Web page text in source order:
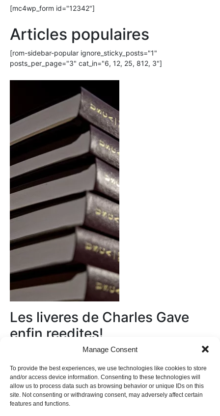
Manage Consent
To provide the best experiences, we use technologies like cookies to store
and/or access device information. Consenting to these technologies will
allow us to process data such as browsing behavior or unique IDs on this
site. Not consenting or withdrawing consent, may adversely affect certain
features and functions.
[mc4wp_form id="12342"]
Articles populaires
[rom-sidebar-popular ignore_sticky_posts="1"
posts_per_page="3" cat_in="6, 12, 25, 812, 3"]
Les liveres de Charles Gave
enfin reedites!